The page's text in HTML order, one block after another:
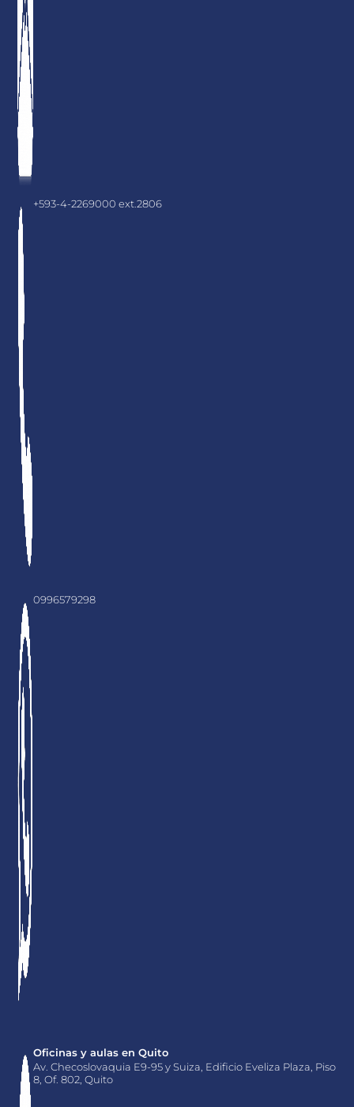
+593-4-2269000 ext.2806
0996579298
Oficinas y aulas en Quito
Av. Checoslovaquia E9-95 y Suiza, Edificio Eveliza Plaza, Piso
8, Of. 802, Quito